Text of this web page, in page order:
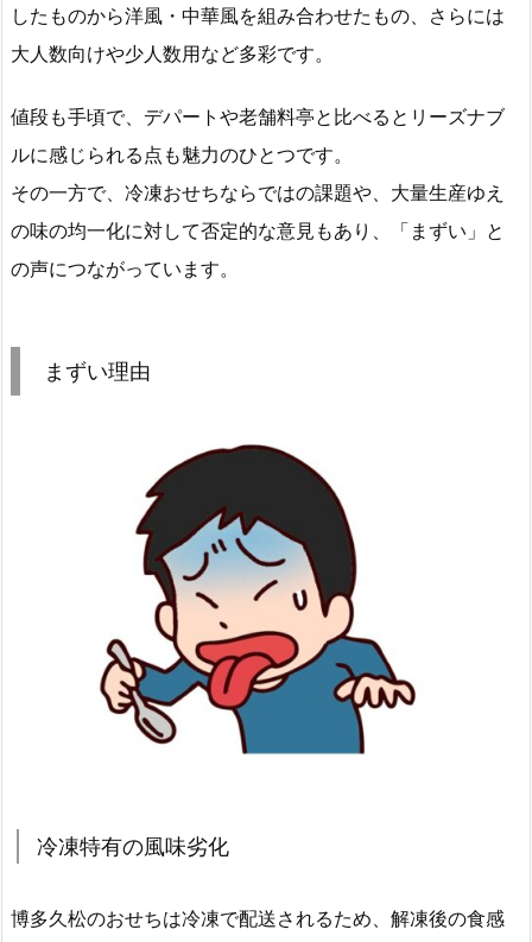
したものから洋風・中華風を組み合わせたもの、さらには
大人数向けや少人数用など多彩です。
値段も手頃で、デパートや老舗料亭と比べるとリーズナブ
ルに感じられる点も魅力のひとつです。
その一方で、冷凍おせちならではの課題や、大量生産ゆえ
の味の均一化に対して否定的な意見もあり、「まずい」と
の声につながっています。
まずい理由
冷凍特有の風味劣化
博多久松のおせちは冷凍で配送されるため、解凍後の食感